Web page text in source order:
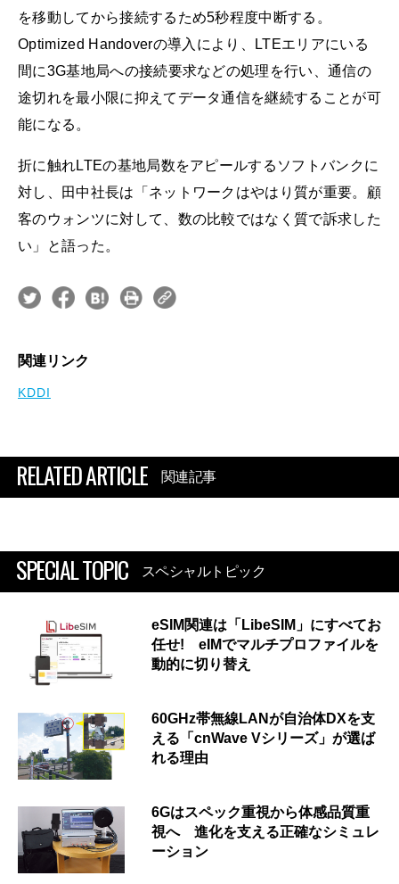
を移動してから接続するため5秒程度中断する。
Optimized Handoverの導入により、LTEエリアにいる
間に3G基地局への接続要求などの処理を行い、通信の
途切れを最小限に抑えてデータ通信を継続することが可
能になる。
折に触れLTEの基地局数をアピールするソフトバンクに
対し、田中社長は「ネットワークはやはり質が重要。顧
客のウォンツに対して、数の比較ではなく質で訴求した
い」と語った。
関連リンク
KDDI
RELATED ARTICLE 関連記事
SPECIAL TOPIC スペシャルトピック
eSIM関連は「LibeSIM」にすべてお
任せ! eIMでマルチプロファイルを
動的に切り替え
60GHz帯無線LANが自治体DXを支
える「cnWave Vシリーズ」が選ば
れる理由
6Gはスペック重視から体感品質重
視へ 進化を支える正確なシミュレ
ーション